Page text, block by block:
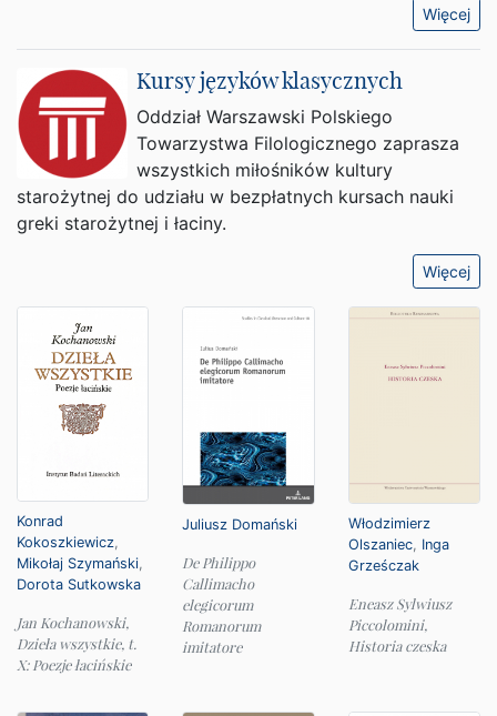
Konrad
Kokoszkiewicz,
Mikołaj Szymański,
Dorota Sutkowska
Jan Kochanowski,
Dzieła wszystkie, t.
X: Poezje łacińskie
Juliusz Domański
De Philippo
Callimacho
elegicorum
Romanorum
imitatore
Włodzimierz
Olszaniec, Inga
Grześczak
Eneasz Sylwiusz
Piccolomini,
Historia czeska
Więcej
Kursy języków klasycznych
Oddział Warszawski Polskiego
Towarzystwa Filologicznego zaprasza
wszystkich miłośników kultury
starożytnej do udziału w bezpłatnych kursach nauki
greki starożytnej i łaciny.
Więcej